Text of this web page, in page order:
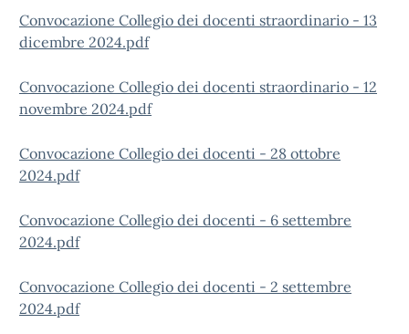
Convocazione Collegio dei docenti straordinario - 13
dicembre 2024.pdf
Convocazione Collegio dei docenti straordinario - 12
novembre 2024.pdf
Convocazione Collegio dei docenti - 28 ottobre
2024.pdf
Convocazione Collegio dei docenti - 6 settembre
2024.pdf
Convocazione Collegio dei docenti - 2 settembre
2024.pdf